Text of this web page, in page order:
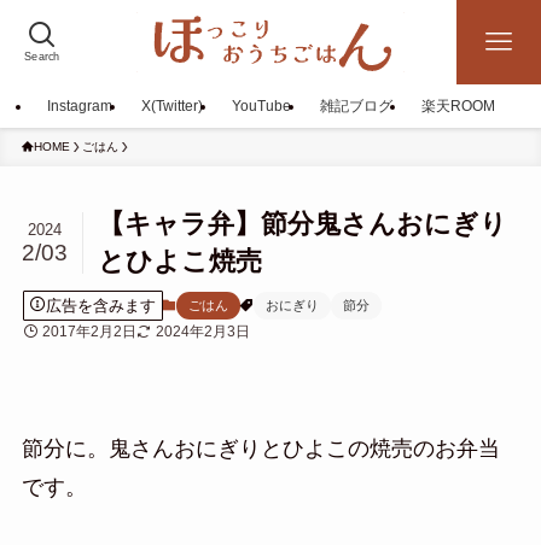
Search
Instagram X(Twitter) YouTube 雑記ブログ 楽天ROOM
HOME ごはん
【キャラ弁】節分鬼さんおにぎり
とひよこ焼売
2024
2/03
広告を含みます ごはん おにぎり 節分
2017年2月2日 2024年2月3日
節分に。
鬼さんおにぎりとひよこの焼売のお弁当
です。